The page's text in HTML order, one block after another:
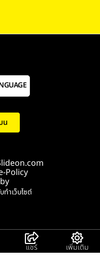
Policy
ทำเว็บไซต์
น
แชร์ เพิ่มเติม